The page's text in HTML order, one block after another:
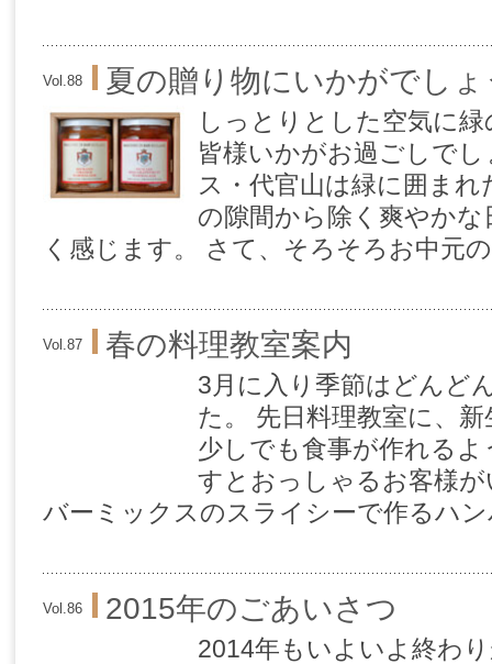
Vol.88 夏の贈り物にいかがでし
しっとりとした空気に
皆様いかがお過ごしで
ス・代官山は緑に囲ま
の隙間から除く爽やか
く感じます。 さて、そろそろお中元
Vol.87 春の料理教室案内
3月に入り季節はどんど
た。 先日料理教室に、
少しでも食事が作れる
すとおっしゃるお客様
バーミックスのスライシーで作るハ
Vol.86 2015年のごあいさつ
2014年もいよいよ終わ